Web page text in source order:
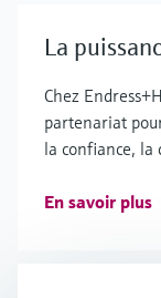
La
Chez
partenariat
la confiance, la
En savoir plus